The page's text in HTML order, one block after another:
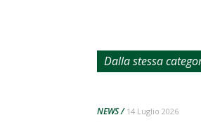
Dalla stessa
NEWS 14 Luglio 2026